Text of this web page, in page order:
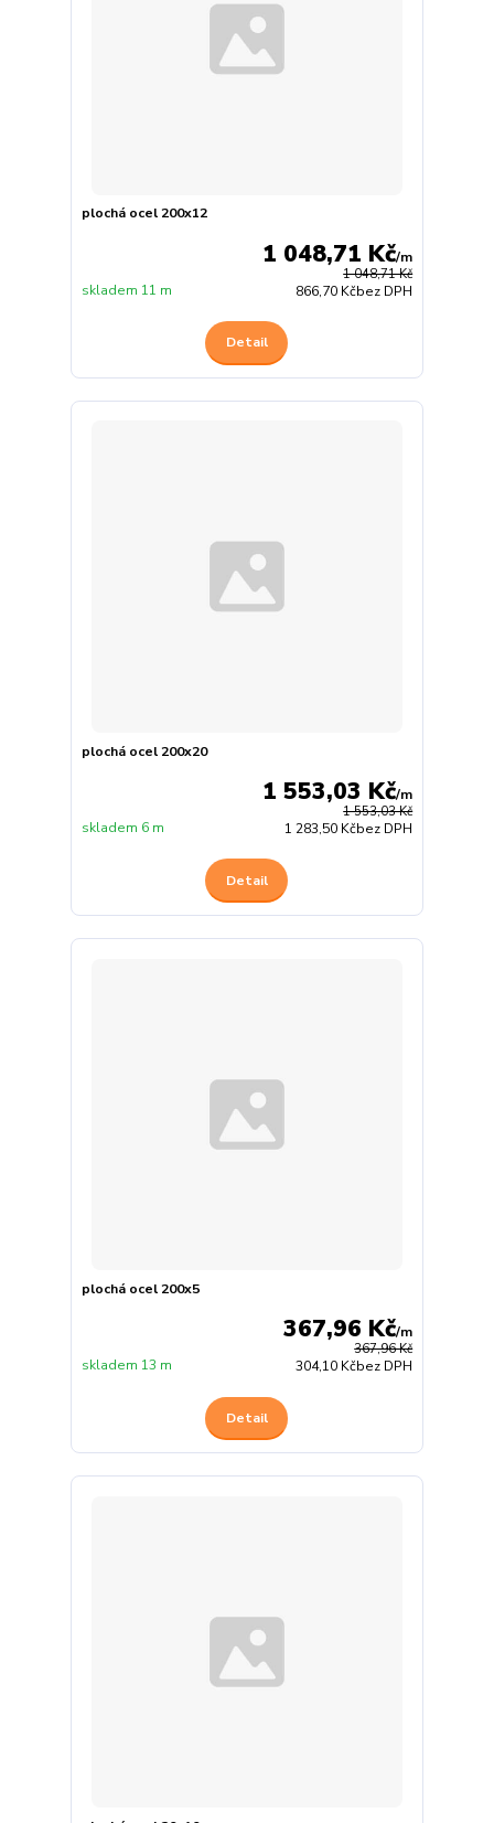
plochá ocel 200x12
1 048,71 Kč
1 048,71 Kč/m
866,70 Kčbez DPH
skladem 11 m
Detail
plochá ocel 200x20
1 553,03 Kč
1 553,03 Kč/m
1 283,50 Kčbez DPH
skladem 6 m
Detail
plochá ocel 200x5
367,96 Kč
367,96 Kč/m
304,10 Kčbez DPH
skladem 13 m
Detail